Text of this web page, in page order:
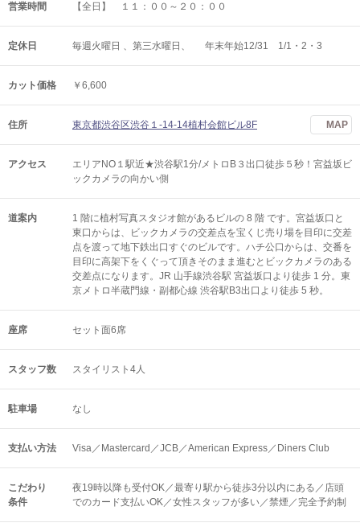
営業時間 【全日】 １１：００～２０：００
定休日 毎週火曜日 、第三水曜日、 年末年始12/31 1/1・2・3
カット価格 ￥6,600
住所 東京都渋谷区渋谷１-14-14植村会館ビル8F MAP
アクセス
エリアNO１駅近★渋谷駅1分/メトロB３出口徒歩５秒！宮益坂ビ
ックカメラの向かい側
道案内
1 階に植村写真スタジオ館があるビルの 8 階 です。宮益坂口と
東口からは、ビックカメラの交差点を宝くじ売り場を目印に交差
点を渡って地下鉄出口すぐのビルです。ハチ公口からは、交番を
目印に高架下をくぐって頂きそのまま進むとビックカメラのある
交差点になります。JR 山手線渋谷駅 宮益坂口より徒歩 1 分。東
京メトロ半蔵門線・副都心線 渋谷駅B3出口より徒歩 5 秒。
座席 セット面6席
スタッフ数 スタイリスト4人
駐車場 なし
支払い方法 Visa／Mastercard／JCB／American Express／Diners Club
こだわり
条件
夜19時以降も受付OK／最寄り駅から徒歩3分以内にある／店頭
でのカード支払いOK／女性スタッフが多い／禁煙／完全予約制